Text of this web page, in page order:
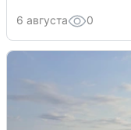
6 августа 0